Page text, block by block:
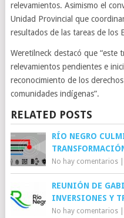
relevamientos. Asimismo el
Unidad Provincial que
resultados de las tareas de los
Weretilneck destacó que
relevamientos pendientes e
reconocimiento de los
comunidades indígenas”.
RELATED POSTS
RÍO NEGRO
No hay comentarios|
REUNIÓN DE
INVERSIONES Y
No hay comentarios|